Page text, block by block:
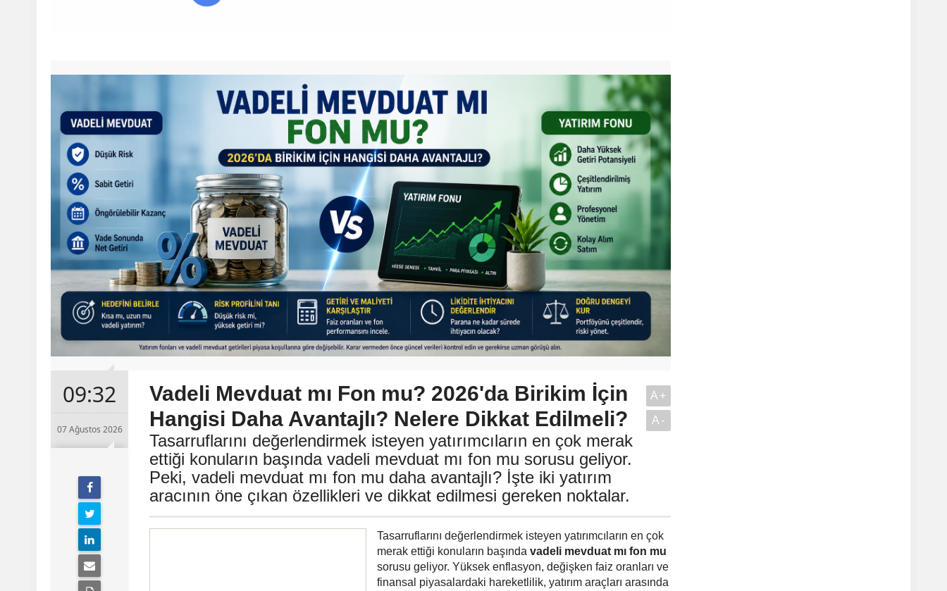
09:32
07 Ağustos 2026
Vadeli Mevduat mı Fon mu? 2026'da Birikim İçin
Hangisi Daha Avantajlı? Nelere Dikkat Edilmeli?
Tasarruflarını değerlendirmek isteyen yatırımcıların en çok merak
ettiği konuların başında vadeli mevduat mı fon mu sorusu geliyor.
Peki, vadeli mevduat mı fon mu daha avantajlı? İşte iki yatırım
aracının öne çıkan özellikleri ve dikkat edilmesi gereken noktalar.
A+
A-
Tasarruflarını değerlendirmek isteyen yatırımcıların en çok
merak ettiği konuların başında vadeli mevduat mı fon mu
sorusu geliyor. Yüksek enflasyon, değişken faiz oranları ve
finansal piyasalardaki hareketlilik, yatırım araçları arasında